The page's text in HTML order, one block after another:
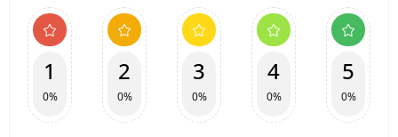
1
0%
2
0%
3
0%
4
0%
5
0%